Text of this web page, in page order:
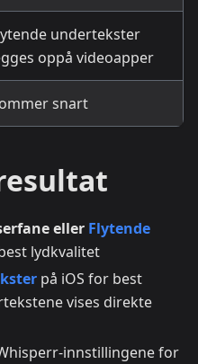
undertekster
oppå videoapper
snart
eller Flytende
lydkvalitet
på iOS for best
vises direkte
innstillingene for